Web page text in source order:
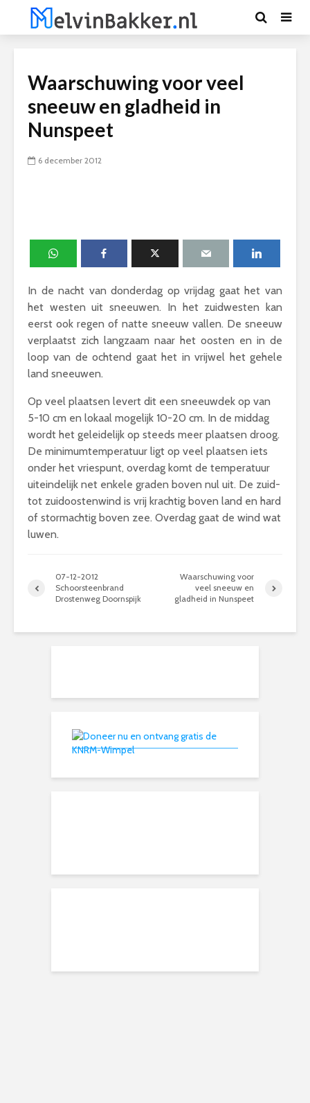
Waarschuwing voor veel
sneeuw en gladheid in
Nunspeet
6 december 2012
In de nacht van donderdag op vrijdag gaat het van
het westen uit sneeuwen. In het zuidwesten kan
eerst ook regen of natte sneeuw vallen. De sneeuw
verplaatst zich langzaam naar het oosten en in de
loop van de ochtend gaat het in vrijwel het gehele
land sneeuwen.
Op veel plaatsen levert dit een sneeuwdek op van
5-10 cm en lokaal mogelijk 10-20 cm. In de middag
wordt het geleidelijk op steeds meer plaatsen droog.
De minimumtemperatuur ligt op veel plaatsen iets
onder het vriespunt, overdag komt de temperatuur
uiteindelijk net enkele graden boven nul uit. De zuid-
tot zuidoostenwind is vrij krachtig boven land en hard
of stormachtig boven zee. Overdag gaat de wind wat
luwen.
07-12-2012
Schoorsteenbrand
Drostenweg Doornspijk
Waarschuwing voor
veel sneeuw en
gladheid in Nunspeet